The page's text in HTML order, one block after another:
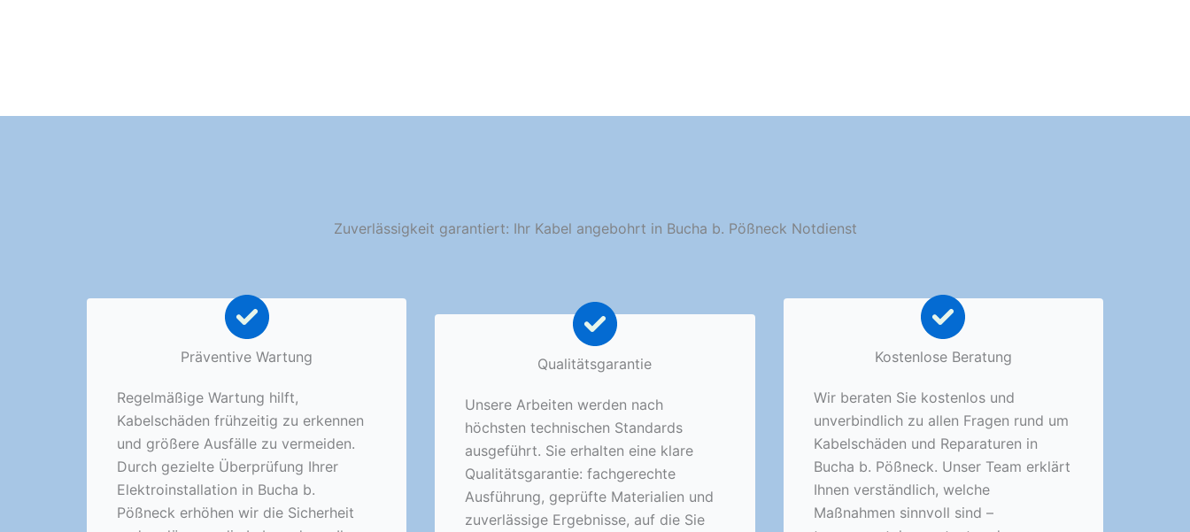
Zuverlässigkeit garantiert: Ihr Kabel angebohrt in Bucha b. Pößneck Notdienst
Präventive Wartung
Regelmäßige Wartung hilft,
Kabelschäden frühzeitig zu erkennen
und größere Ausfälle zu vermeiden.
Durch gezielte Überprüfung Ihrer
Elektroinstallation in Bucha b.
Pößneck erhöhen wir die Sicherheit
Qualitätsgarantie
Unsere Arbeiten werden nach
höchsten technischen Standards
ausgeführt. Sie erhalten eine klare
Qualitätsgarantie: fachgerechte
Ausführung, geprüfte Materialien und
zuverlässige Ergebnisse, auf die Sie
Kostenlose Beratung
Wir beraten Sie kostenlos und
unverbindlich zu allen Fragen rund um
Kabelschäden und Reparaturen in
Bucha b. Pößneck. Unser Team erklärt
Ihnen verständlich, welche
Maßnahmen sinnvoll sind –